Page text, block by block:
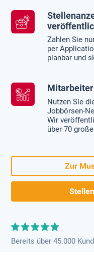
Zahlen Sie
per
planbar und
Nutzen Sie
Jobbörsen-
Wir
über 70
Zur
Bereits über 45.000